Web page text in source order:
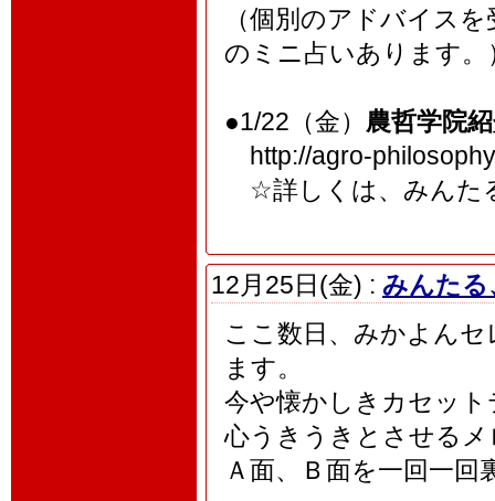
（個別のアドバイス
のミニ占いあります。
●1/22（金） 農哲学院
http://agro-
☆詳しくは、みんた
12月25日(金) : みんた
ここ数日、みかよん
ます。
今や懐かしきカセッ
心うきうきとさせる
Ａ面、Ｂ面を一回一